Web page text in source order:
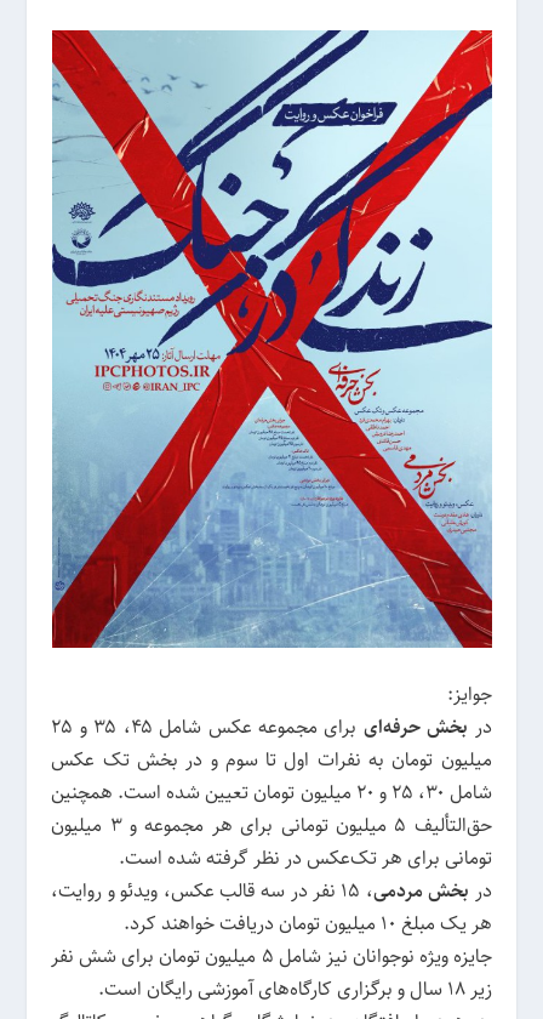
جوایز:
در بخش حرفه‌ای
برای مجموعه عکس شامل ۴۵، ۳۵ و ۲۵
میلیون تومان به نفرات اول تا سوم و در بخش تک عکس
شامل ۳۰، ۲۵ و ۲۰ میلیون تومان تعیین شده است. همچنین
حق‌التألیف ۵ میلیون تومانی برای هر مجموعه و ۳ میلیون
تومانی برای هر تک‌عکس در نظر گرفته شده است.
در بخش مردمی
، ۱۵ نفر در سه قالب عکس، ویدئو و روایت،
هر یک مبلغ ۱۰ میلیون تومان دریافت خواهند کرد.
جایزه ویژه نوجوانان نیز شامل ۵ میلیون تومان برای شش نفر
زیر ۱۸ سال و برگزاری کارگاه‌های آموزشی رایگان است.